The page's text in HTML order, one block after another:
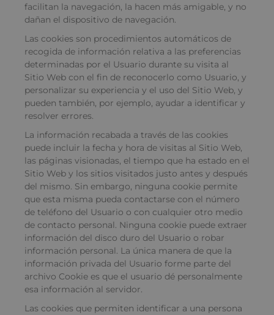
facilitan la navegación, la hacen más amigable, y no
dañan el dispositivo de navegación.
Las cookies son procedimientos automáticos de
recogida de información relativa a las preferencias
determinadas por el Usuario durante su visita al
Sitio Web con el fin de reconocerlo como Usuario, y
personalizar su experiencia y el uso del Sitio Web, y
pueden también, por ejemplo, ayudar a identificar y
resolver errores.
La información recabada a través de las cookies
puede incluir la fecha y hora de visitas al Sitio Web,
las páginas visionadas, el tiempo que ha estado en el
Sitio Web y los sitios visitados justo antes y después
del mismo. Sin embargo, ninguna cookie permite
que esta misma pueda contactarse con el número
de teléfono del Usuario o con cualquier otro medio
de contacto personal. Ninguna cookie puede extraer
información del disco duro del Usuario o robar
información personal. La única manera de que la
información privada del Usuario forme parte del
archivo Cookie es que el usuario dé personalmente
esa información al servidor.
Las cookies que permiten identificar a una persona